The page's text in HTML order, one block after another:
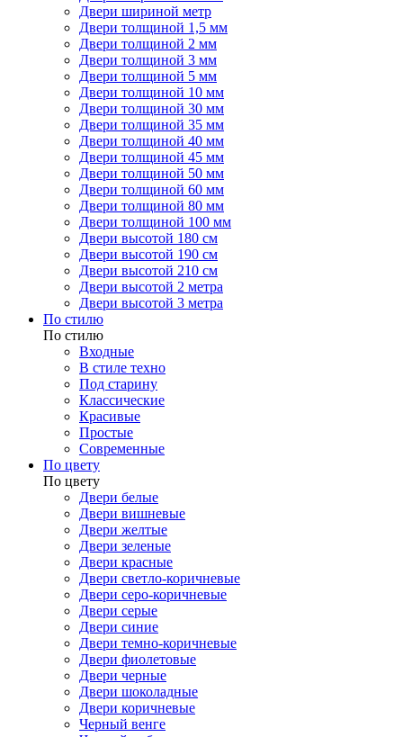
Двери шириной метр
Двери толщиной 1,5 мм
Двери толщиной 2 мм
Двери толщиной 3 мм
Двери толщиной 5 мм
Двери толщиной 10 мм
Двери толщиной 30 мм
Двери толщиной 35 мм
Двери толщиной 40 мм
Двери толщиной 45 мм
Двери толщиной 50 мм
Двери толщиной 60 мм
Двери толщиной 80 мм
Двери толщиной 100 мм
Двери высотой 180 см
Двери высотой 190 см
Двери высотой 210 см
Двери высотой 2 метра
Двери высотой 3 метра
По стилю
По стилю
Входные
В стиле техно
Под старину
Классические
Красивые
Простые
Современные
По цвету
По цвету
Двери белые
Двери вишневые
Двери желтые
Двери зеленые
Двери красные
Двери светло-коричневые
Двери серо-коричневые
Двери серые
Двери синие
Двери темно-коричневые
Двери фиолетовые
Двери черные
Двери шоколадные
Двери коричневые
Черный венге